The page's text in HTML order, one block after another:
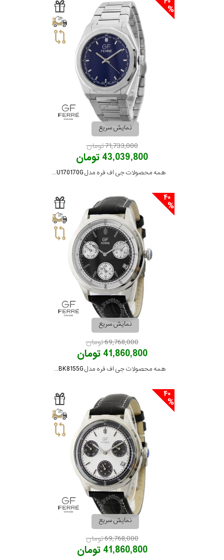
نمایش سریع
71,733,000 تومان
43,039,800 تومان
همه محصولات جی اف فره مدل GFSSBU170170G
نمایش سریع
69,768,000 تومان
41,860,800 تومان
همه محصولات جی اف فره مدل GFSSBK8155G
نمایش سریع
69,768,000 تومان
41,860,800 تومان